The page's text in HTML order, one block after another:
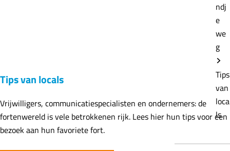
ndj
e
we
g
Tips
van
loca
ls
Tips van locals
Vrijwilligers, communicatiespecialisten en ondernemers: de
fortenwereld is vele betrokkenen rijk. Lees hier hun tips voor een
bezoek aan hun favoriete fort.